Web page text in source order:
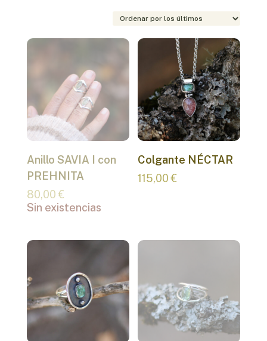
últimos
Anillo SAVIA I con
PREHNITA
80,00€
Sin existencias
Colgante NÉCTAR
115,00€